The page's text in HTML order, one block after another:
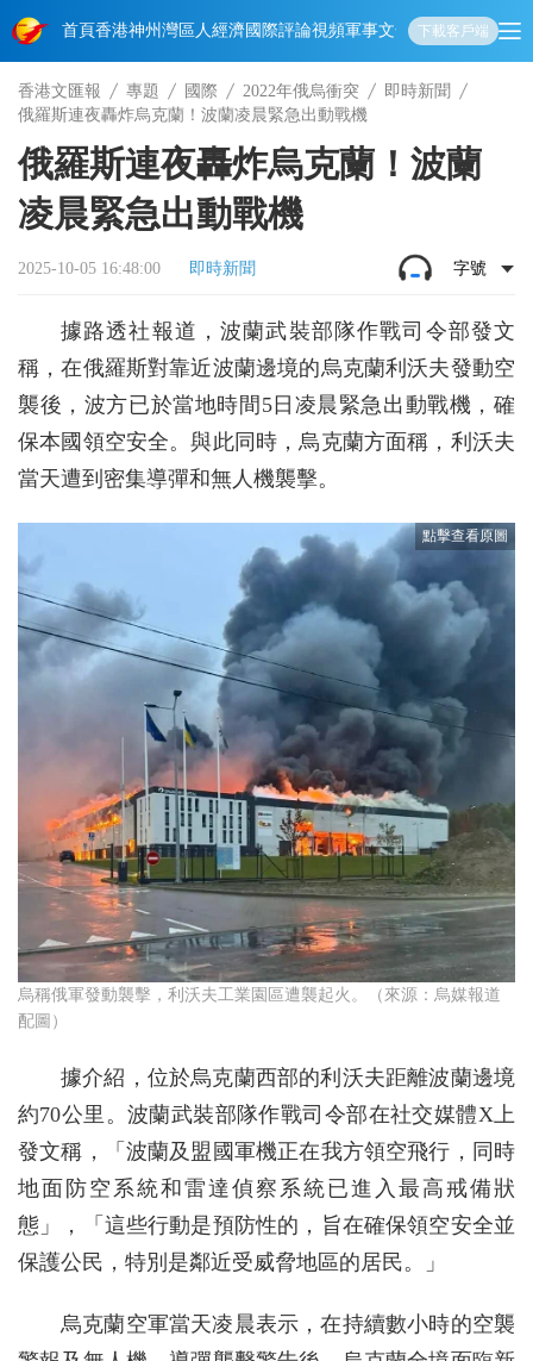
首頁香港神州 灣區人經濟國際評論視頻軍事文化 娛樂生活教育體
下載客戶端
香港文匯報 專題 國際 2022年俄烏衝突
即時新聞
俄羅斯連夜轟炸烏克蘭！波蘭凌晨緊急出動戰機
俄羅斯連夜轟炸烏克蘭！波蘭
凌晨緊急出動戰機
2025-10-05 16:48:00 即時新聞 字號
據路透社報道，波蘭武裝部隊作戰司令部發文
稱，在俄羅斯對靠近波蘭邊境的烏克蘭利沃夫發動空
襲後，波方已於當地時間5日凌晨緊急出動戰機，確
保本國領空安全。與此同時，烏克蘭方面稱，利沃夫
當天遭到密集導彈和無人機襲擊。
烏稱俄軍發動襲擊，利沃夫工業園區遭襲起火。（來源：烏媒報道
配圖）
據介紹，位於烏克蘭西部的利沃夫距離波蘭邊境
約70公里。波蘭武裝部隊作戰司令部在社交媒體X上
發文稱，「波蘭及盟國軍機正在我方領空飛行，同時
地面防空系統和雷達偵察系統已進入最高戒備狀
態」，「這些行動是預防性的，旨在確保領空安全並
保護公民，特別是鄰近受威脅地區的居民。」
烏克蘭空軍當天凌晨表示，在持續數小時的空襲